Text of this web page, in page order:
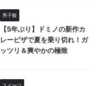
男子飯
【5年ぶり】ドミノの新作カ
レーピザで夏を乗り切れ！ガ
ッツリ＆爽やかの極致
スイーツ